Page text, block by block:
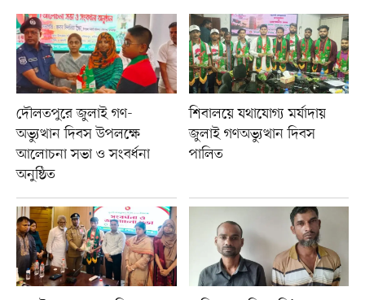
দৌলতপুরে জুলাই গণ-
অভ্যুত্থান দিবস উপলক্ষে
আলোচনা সভা ও সংবর্ধনা
অনুষ্ঠিত
শিবালয়ে যথাযোগ্য মর্যাদায়
জুলাই গণঅভ্যুত্থান দিবস
পালিত